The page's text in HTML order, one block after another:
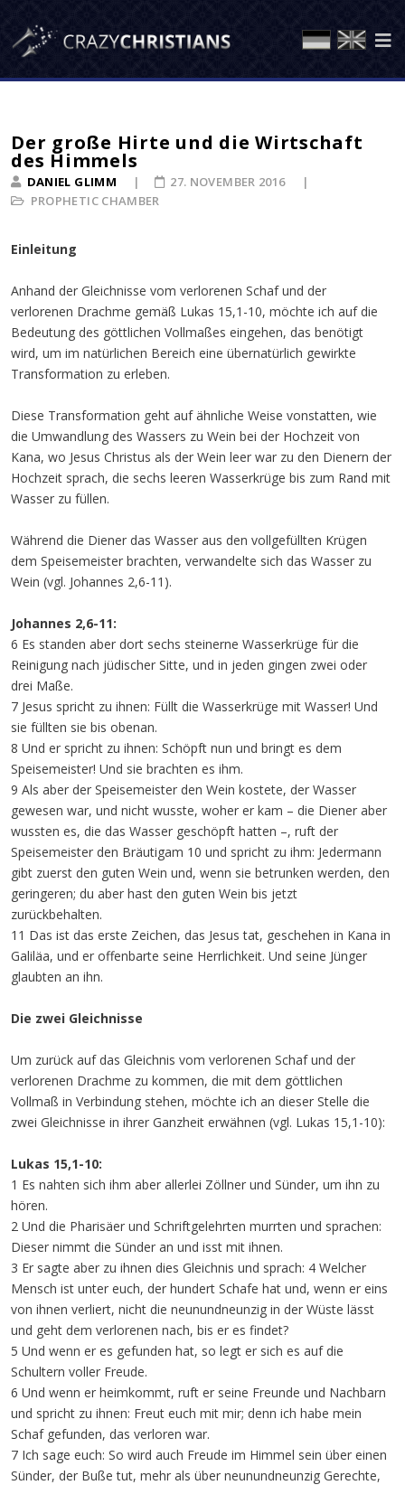
Der große Hirte und die Wirtschaft
des Himmels
DANIEL GLIMM
PROPHETIC CHAMBER
27. NOVEMBER 2016
Einleitung
Anhand der Gleichnisse vom verlorenen Schaf und der
verlorenen Drachme gemäß Lukas 15,1-10, möchte ich auf die
Bedeutung des göttlichen Vollmaßes eingehen, das benötigt
wird, um im natürlichen Bereich eine übernatürlich gewirkte
Transformation zu erleben.
Diese Transformation geht auf ähnliche Weise vonstatten, wie
die Umwandlung des Wassers zu Wein bei der Hochzeit von
Kana, wo Jesus Christus als der Wein leer war zu den Dienern der
Hochzeit sprach, die sechs leeren Wasserkrüge bis zum Rand mit
Wasser zu füllen.
Während die Diener das Wasser aus den vollgefüllten Krügen
dem Speisemeister brachten, verwandelte sich das Wasser zu
Wein (vgl. Johannes 2,6-11).
Johannes 2,6-11:
6 Es standen aber dort sechs steinerne Wasserkrüge für die
Reinigung nach jüdischer Sitte, und in jeden gingen zwei oder
drei Maße.
7 Jesus spricht zu ihnen: Füllt die Wasserkrüge mit Wasser! Und
sie füllten sie bis obenan.
8 Und er spricht zu ihnen: Schöpft nun und bringt es dem
Speisemeister! Und sie brachten es ihm.
9 Als aber der Speisemeister den Wein kostete, der Wasser
gewesen war, und nicht wusste, woher er kam – die Diener aber
wussten es, die das Wasser geschöpft hatten –, ruft der
Speisemeister den Bräutigam 10 und spricht zu ihm: Jedermann
gibt zuerst den guten Wein und, wenn sie betrunken werden, den
geringeren; du aber hast den guten Wein bis jetzt
zurückbehalten.
11 Das ist das erste Zeichen, das Jesus tat, geschehen in Kana in
Galiläa, und er offenbarte seine Herrlichkeit. Und seine Jünger
glaubten an ihn.
Die zwei Gleichnisse
Um zurück auf das Gleichnis vom verlorenen Schaf und der
verlorenen Drachme zu kommen, die mit dem göttlichen
Vollmaß in Verbindung stehen, möchte ich an dieser Stelle die
zwei Gleichnisse in ihrer Ganzheit erwähnen (vgl. Lukas 15,1-10):
Lukas 15,1-10:
1 Es nahten sich ihm aber allerlei Zöllner und Sünder, um ihn zu
hören.
2 Und die Pharisäer und Schriftgelehrten murrten und sprachen:
Dieser nimmt die Sünder an und isst mit ihnen.
3 Er sagte aber zu ihnen dies Gleichnis und sprach: 4 Welcher
Mensch ist unter euch, der hundert Schafe hat und, wenn er eins
von ihnen verliert, nicht die neunundneunzig in der Wüste lässt
und geht dem verlorenen nach, bis er es findet?
5 Und wenn er es gefunden hat, so legt er sich es auf die
Schultern voller Freude.
6 Und wenn er heimkommt, ruft er seine Freunde und Nachbarn
und spricht zu ihnen: Freut euch mit mir; denn ich habe mein
Schaf gefunden, das verloren war.
7 Ich sage euch: So wird auch Freude im Himmel sein über einen
Sünder, der Buße tut, mehr als über neunundneunzig Gerechte,